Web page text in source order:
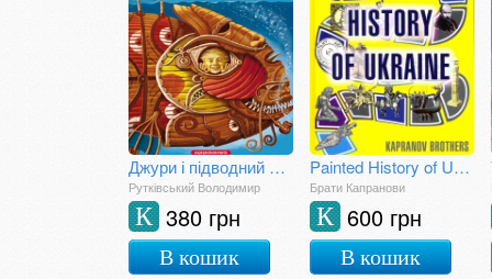
Джури і підводний човен
Рутківський Володимир
380 грн
К
В кошик
Painted History of Ukraine
Брати Капранови
600 грн
К
В кошик